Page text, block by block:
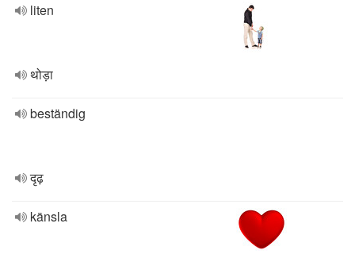
liten
थोड़ा
beständig
दृढ़
känsla